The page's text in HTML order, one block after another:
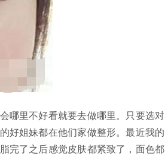
里不好看就要去做哪里。只要选对
好姐妹都在他们家做整形。最近我的
完了之后感觉皮肤都紧致了，面色都